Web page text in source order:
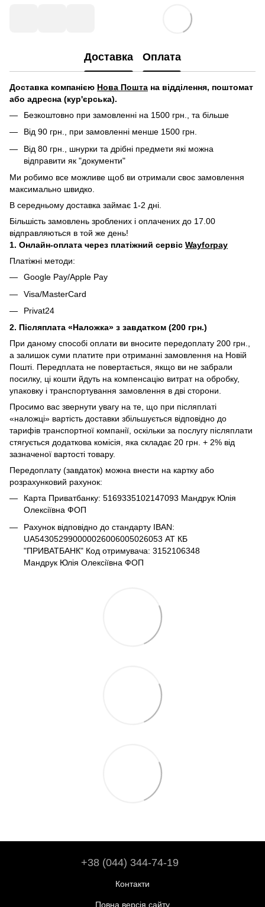
Доставка Оплата
Доставка компанією Нова Пошта на відділення, поштомат
або адресна (кур'єрська).
Безкоштовно при замовленні на 1500 грн., та більше
Від 90 грн., при замовленні менше 1500 грн.
Від 80 грн., шнурки та дрібні предмети які можна
відправити як "документи"
Ми робимо все можливе щоб ви отримали своє замовлення
максимально швидко.
В середньому доставка займає 1-2 дні.
Більшість замовлень зроблених і оплачених до 17.00
відправляються в той же день!
1. Онлайн-оплата через платіжний сервіс Wayforpay
Платіжні методи:
Google Pay/Apple Pay
Visa/MasterCard
Privat24
2. Післяплата «Наложка» з завдатком (200 грн.)
При даному способі оплати ви вносите передоплату 200 грн.,
а залишок суми платите при отриманні замовлення на Новій
Пошті. Передплата не повертається, якщо ви не забрали
посилку, ці кошти йдуть на компенсацію витрат на обробку,
упаковку і транспортування замовлення в дві сторони.
Просимо вас звернути увагу на те, що при післяплаті
«наложці» вартість доставки збільшується відповідно до
тарифів транспортної компанії, оскільки за послугу післяплати
стягується додаткова комісія, яка складає 20 грн. + 2% від
зазначеної вартості товару.
Передоплату (завдаток) можна внести на картку або
розрахунковий рахунок:
Карта Приватбанку: 5169335102147093 Мандрук Юлія
Олексіївна ФОП
Рахунок відповідно до стандарту IBAN:
UA543052990000026006005026053 АТ КБ
"ПРИВАТБАНК" Код отримувача: 3152106348
Мандрук Юлія Олексіївна ФОП
+38 (044) 344-74-19
Контакти
Повна версія сайту